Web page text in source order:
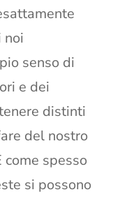
noi
senso di
e dei
distinti
del nostro
spesso
si possono